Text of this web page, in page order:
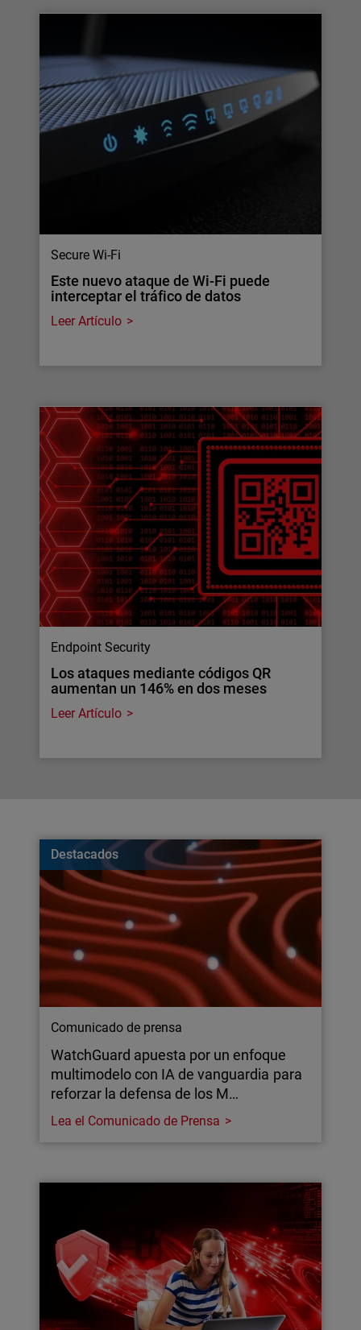
Secure Wi-Fi
Este nuevo ataque de Wi-Fi puede
interceptar el tráfico de datos
Leer Artículo
Endpoint Security
Los ataques mediante códigos QR
aumentan un 146% en dos meses
Leer Artículo
Destacados
Comunicado de prensa
WatchGuard apuesta por un enfoque
multimodelo con IA de vanguardia para
reforzar la defensa de los M…
Lea el Comunicado de Prensa